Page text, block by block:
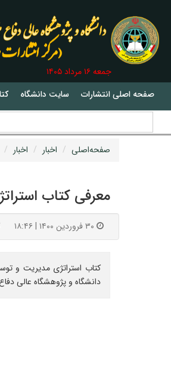
صفحه اصلی انتشارات سایت دانشگاه
جمعه ۱۶ مرداد ۱۴۰۵
صفحه‌اصلی اخبار اخبار
معرفی کتاب
کتاب استراتژی مدیریت و
دانشگاه و پژوهشگاه عالی